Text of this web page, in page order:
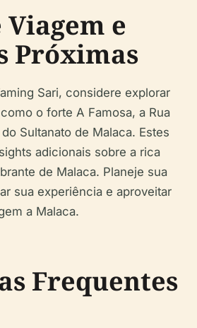
Viagem e
Próximas
Sari, considere explorar
o forte A Famosa, a Rua
Sultanato de Malaca. Estes
adicionais sobre a rica
de Malaca. Planeje sua
sua experiência e aproveitar
a Malaca.
Frequentes